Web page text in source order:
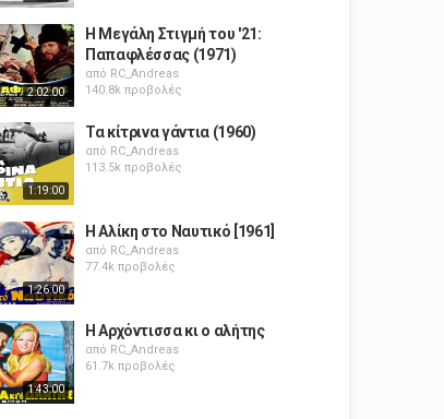
2:02:00
Η Μεγάλη Στιγμή του '21:
Παπαφλέσσας (1971)
από RC_Andreas
140.8k προβολές
1:19:00
Τα κίτρινα γάντια (1960)
από RC_Andreas
113.5k προβολές
1:26:00
Η Αλίκη στο Ναυτικό [1961]
από RC_Andreas
77.4k προβολές
1:43:00
Η Αρχόντισσα κι ο αλήτης
από RC_Andreas
61.7k προβολές